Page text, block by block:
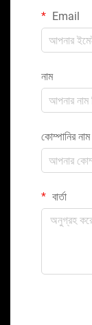
Email
নাম
কোম্পানির নাম
বার্তা